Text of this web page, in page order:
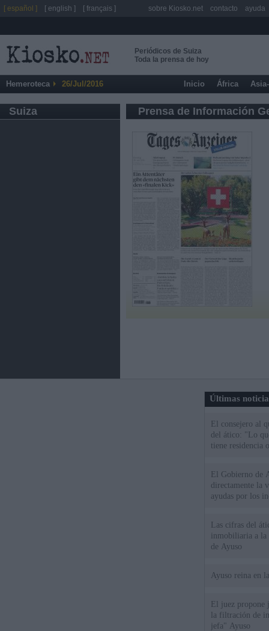
Periódicos de Suiza
Toda la prensa de hoy
Hemeroteca 26/Jul/2016 Inicio África
Suiza Prensa de Información
Últimas
El consejero al
del ático: "Lo
tiene residencia
El Gobierno de
directamente la
ayudas por los
Las cifras del
inmobiliaria a la
de Ayuso
Ayuso reina en
El juez propone
la filtración de
jefa" Ayuso
[ español ] [ english ] [ français ] sobre Kiosko.net contacto ayuda